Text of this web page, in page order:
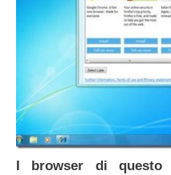
I browser di questo